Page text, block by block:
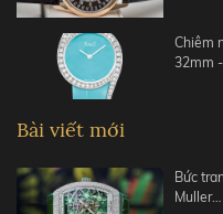
Chiêm
32mm
Bài viết mới
Bức
Muller…